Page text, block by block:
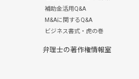
補助金活用Q&A
M&Aに関するQ&A
ビジネス書式・虎の巻
弁理士の著作権情報室